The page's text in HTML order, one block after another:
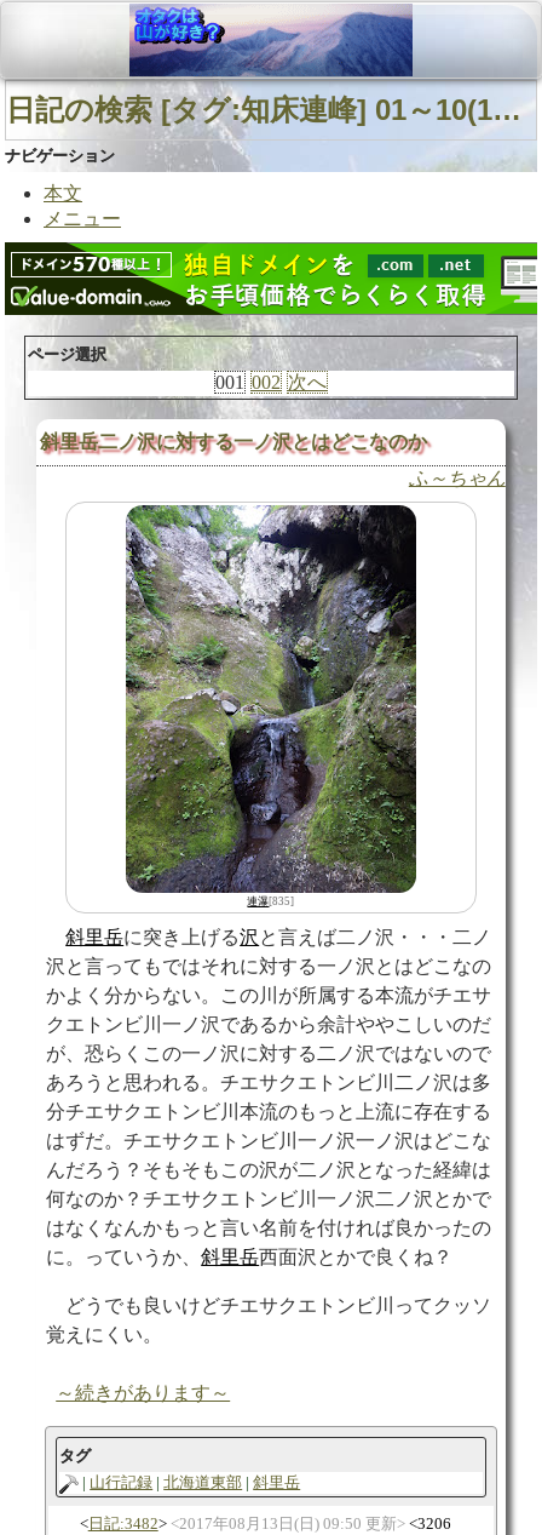
日記の検索 [タグ:知床連峰] 01～10(19件中)
ナビゲーション
本文
メニュー
ページ選択
001 002 次へ
斜里岳二ノ沢に対する一ノ沢とはどこなのか
ふ～ちゃん
連瀑[835]
斜里岳に突き上げる沢 と言えば二ノ沢・・・二ノ
沢と言ってもではそれに対する一ノ沢とはどこなの
かよく分からない。この川が所属する本流がチエサ
クエトンビ川一ノ沢であるから余計ややこしいのだ
が、恐らくこの一ノ沢に対する二ノ沢ではないので
あろうと思われる。チエサクエトンビ川二ノ沢は多
分チエサクエトンビ川本流のもっと上流に存在する
はずだ。チエサクエトンビ川一ノ沢一ノ沢はどこな
んだろう？そもそもこの沢が二ノ沢となった経緯は
何なのか？チエサクエトンビ川一ノ沢二ノ沢とかで
はなくなんかもっと言い名前を付ければ良かったの
に。っていうか、斜里岳西面沢とかで良くね？
どうでも良いけどチエサクエトンビ川ってクッソ
覚えにくい。
～続きがあります～
タグ
山行記録
北海道東部 斜里岳
日記:3482 2017年08月13日(日) 09:50 更新
3206